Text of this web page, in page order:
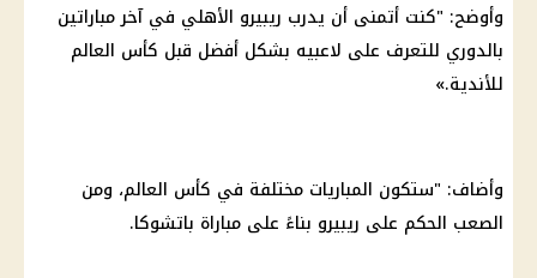
وأوضح: "كنت أتمنى أن يدرب ريبيرو الأهلي في آخر مباراتين
بالدوري للتعرف على لاعبيه بشكل أفضل قبل كأس العالم
للأندية.»
وأضاف: "ستكون المباريات مختلفة في كأس العالم، ومن
الصعب الحكم على ريبيرو بناءً على مباراة باتشوكا.